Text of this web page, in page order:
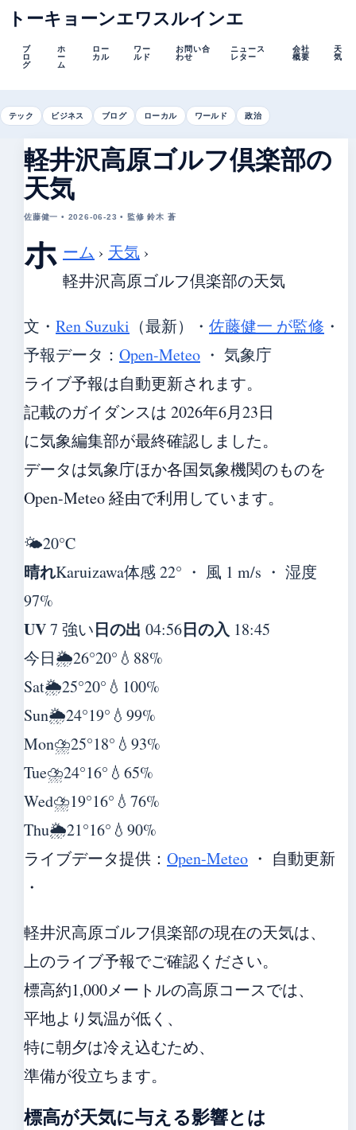
トーキョーンエワスルインエ
ブ
ロ
グ
ホ
ー
ム
ロー
カル
ワー
ルド
お問い合
わせ
ニュース
レター
会社
概要
天
気
テック ビジネス ブログ ローカル ワールド 政治
軽井沢高原ゴルフ倶楽部の
天気
佐藤健一 • 2026-06-23 • 監修 鈴木 蒼
ホ ーム › 天気 ›
軽井沢高原ゴルフ倶楽部の天気
文・ Ren Suzuki （最新） ・ 佐藤健一 が監修 ・
予報データ： Open-Meteo ・ 気象庁
ライブ予報は自動更新されます。
記載のガイダンスは 2026年6月23日
に気象編集部が最終確認しました。
データは気象庁ほか各国気象機関のものを
Open-Meteo 経由で利用しています。
🌤️20°C
晴れKaruizawa体感 22° ・ 風 1 m/s ・ 湿度
97%
UV7 強い日の出 04:56日の入 18:45
今日🌦️26°20° 💧88%
Sat🌦️25°20° 💧100%
Sun🌦️24°19° 💧99%
Mon⛈️25°18° 💧93%
Tue⛈️24°16° 💧65%
Wed⛈️19°16° 💧76%
Thu🌦️21°16° 💧90%
ライブデータ提供： Open-Meteo ・ 自動更新
・
軽井沢高原ゴルフ倶楽部の現在の天気は、
上のライブ予報でご確認ください。
標高約1,000メートルの高原コースでは、
平地より気温が低く、
特に朝夕は冷え込むため、
準備が役立ちます。
標高が天気に与える影響とは